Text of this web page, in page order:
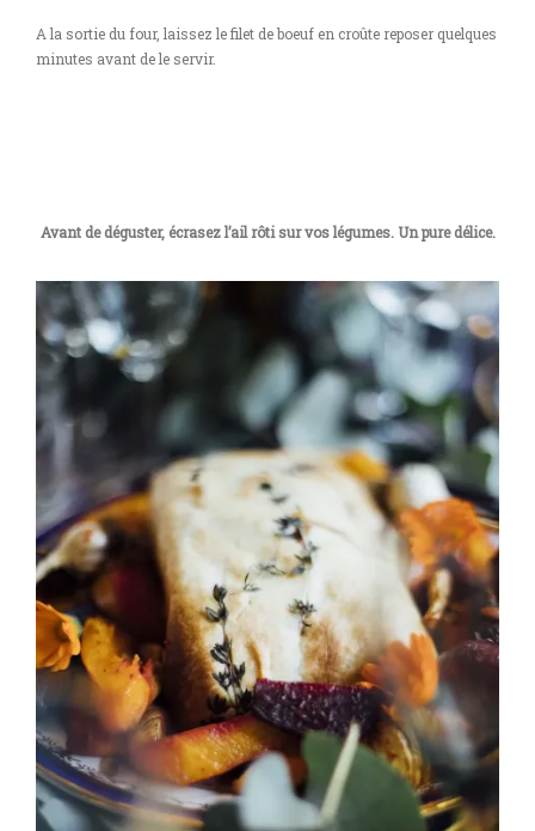
A la sortie du four, laissez le filet de boeuf en croûte reposer quelques
minutes avant de le servir.
Avant de déguster, écrasez l’ail rôti sur vos légumes. Un pure délice.